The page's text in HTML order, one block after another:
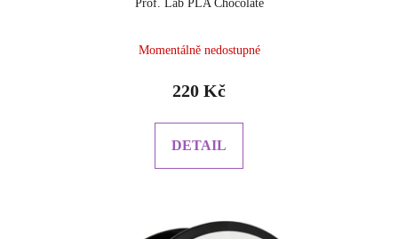
Prof. Lab PLA Chocolate
Momentálně nedostupné
220 Kč
DETAIL